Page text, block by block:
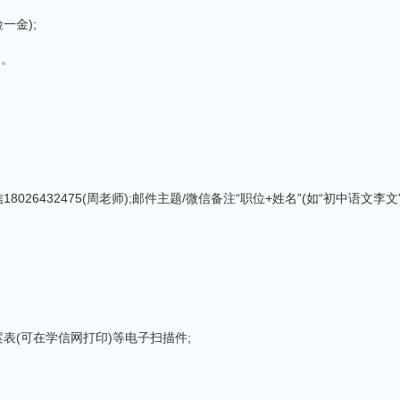
一金);
周老师);邮件主题/微信备注“职位+姓名”(如“初中语文李文
(可在学信网打印)等电子扫描件;